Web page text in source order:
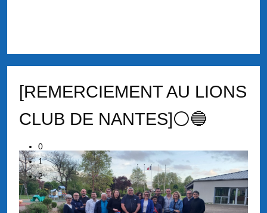
0
1
2
[REMERCIEMENT AU LIONS
CLUB DE NANTES]⚪🔵